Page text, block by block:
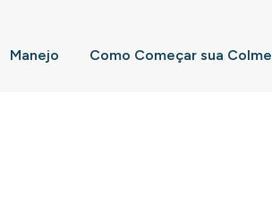
Manejo Como Começar sua